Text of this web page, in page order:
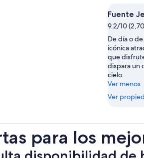
Fuente
9.2/10
De día o
icónica
que
dispara un
cielo.
Ver menos
Ver
para los